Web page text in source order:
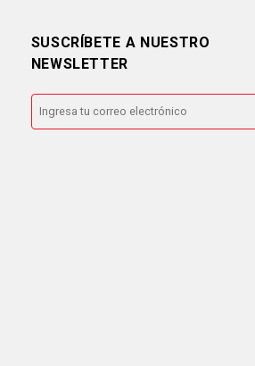
SUSCRÍBETE A NUESTRO
NEWSLETTER